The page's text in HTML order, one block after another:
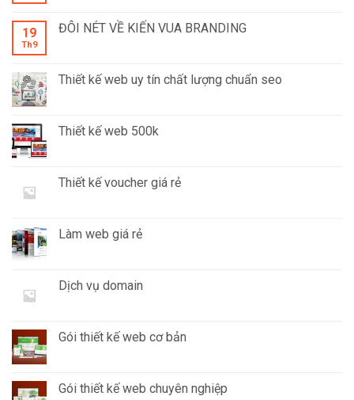
19
Th9
ĐÔI NÉT VỀ KIẾN VUA BRANDING
Thiết kế web uy tín chất lượng chuẩn seo
Thiết kế web 500k
Thiết kế voucher giá rẻ
Làm web giá rẻ
Dịch vụ domain
Gói thiết kế web cơ bản
Gói thiết kế web chuyên nghiệp